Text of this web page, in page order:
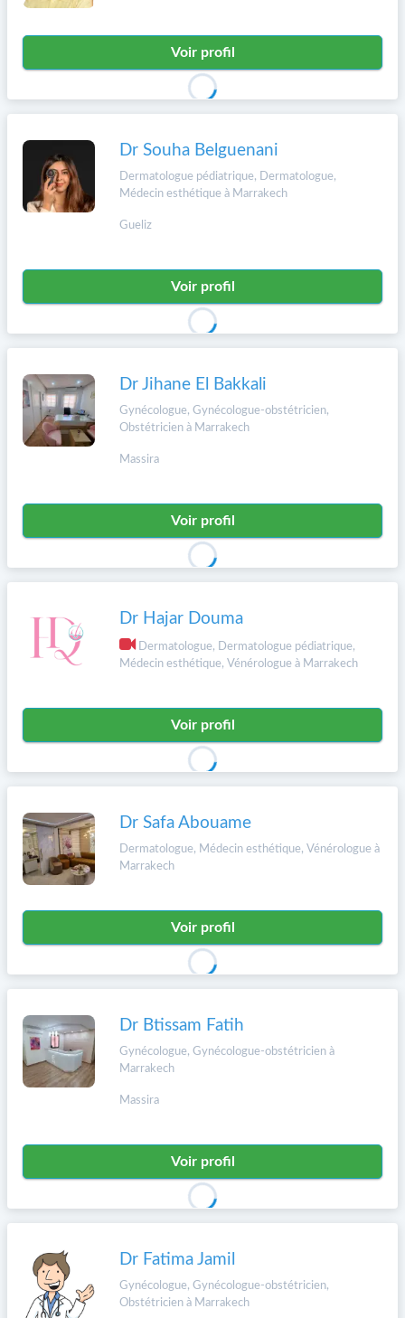
Voir profil
Dr Souha Belguenani
Dermatologue pédiatrique, Dermatologue,
Médecin esthétique à Marrakech
Gueliz
Voir profil
Dr Jihane El Bakkali
Gynécologue, Gynécologue-obstétricien,
Obstétricien à Marrakech
Massira
Voir profil
Dr Hajar Douma
Dermatologue, Dermatologue pédiatrique,
Médecin esthétique, Vénérologue à Marrakech
Voir profil
Dr Safa Abouame
Dermatologue, Médecin esthétique, Vénérologue à
Marrakech
Voir profil
Dr Btissam Fatih
Gynécologue, Gynécologue-obstétricien à
Marrakech
Massira
Voir profil
Dr Fatima Jamil
Gynécologue, Gynécologue-obstétricien,
Obstétricien à Marrakech